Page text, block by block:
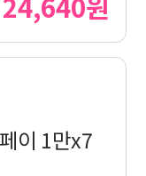
이 1만x7